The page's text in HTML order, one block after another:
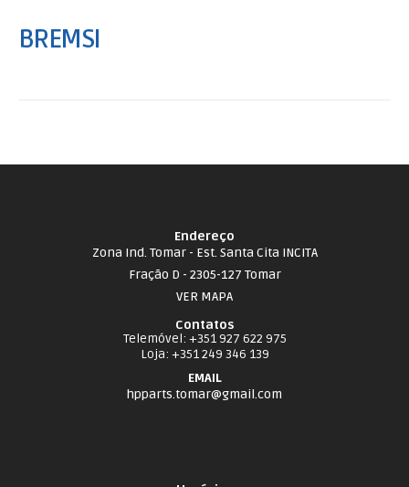
BREMSI
Endereço
Zona Ind. Tomar - Est. Santa Cita INCITA
Fração D - 2305-127 Tomar
VER MAPA
Contatos
Telemóvel: +351 927 622 975
Loja: +351 249 346 139
EMAIL
hpparts.tomar@gmail.com